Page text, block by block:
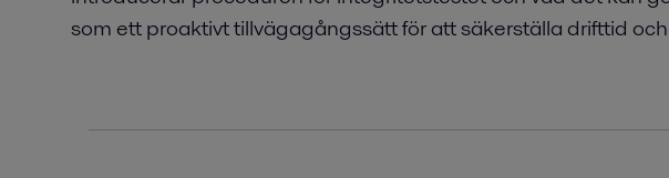
som ett proaktivt tillvägagångssätt för att säkerställa drifttid